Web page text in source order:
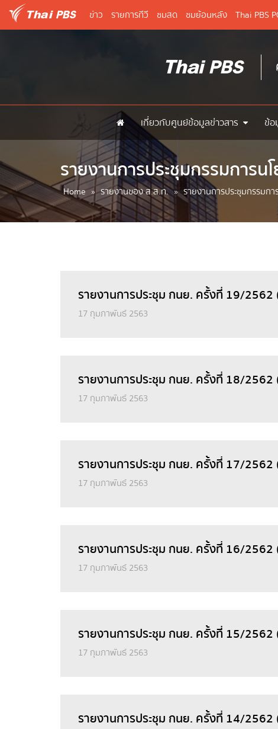
ข่าว รายการทีวี ชมสด ชมย้อนหลัง Thai PBS
เกี่ยวกับศูนย์ข้อมูลข่าวสาร ข้อ
รายงานการประชุมกรรมการน
Home » รายงานของ ส.ส.ท. » รายงานการประชุมกรรมก
รายงานการประชุม กนย. ครั้งที่ 19/
17 กุมภาพันธ์ 2563
รายงานการประชุม กนย. ครั้งที่ 18/2562
17 กุมภาพันธ์ 2563
รายงานการประชุม กนย. ครั้งที่ 17/2562
17 กุมภาพันธ์ 2563
รายงานการประชุม กนย. ครั้งที่ 16/
17 กุมภาพันธ์ 2563
รายงานการประชุม กนย. ครั้งที่ 15/2562
17 กุมภาพันธ์ 2563
รายงานการประชุม กนย. ครั้งที่ 14/